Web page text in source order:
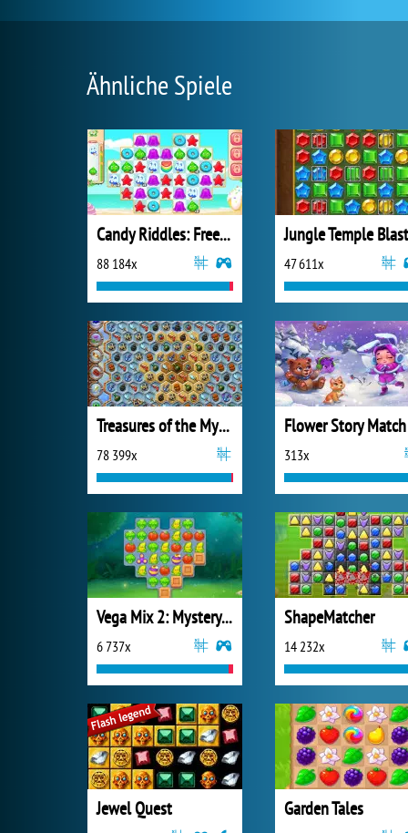
Ähnliche Spiele
Candy Riddles: Free Match 3 Puzzle
88 184x
Jungle Temple Blast
47 611x
Treasures of the Mystic Sea
78 399x
Flower Story Match
313x
Vega Mix 2: Mystery of Island
6 737x
ShapeMatcher
14 232x
Jewel Quest Garden Tales